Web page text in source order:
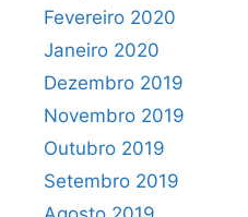
Fevereiro 2020
Janeiro 2020
Dezembro 2019
Novembro 2019
Outubro 2019
Setembro 2019